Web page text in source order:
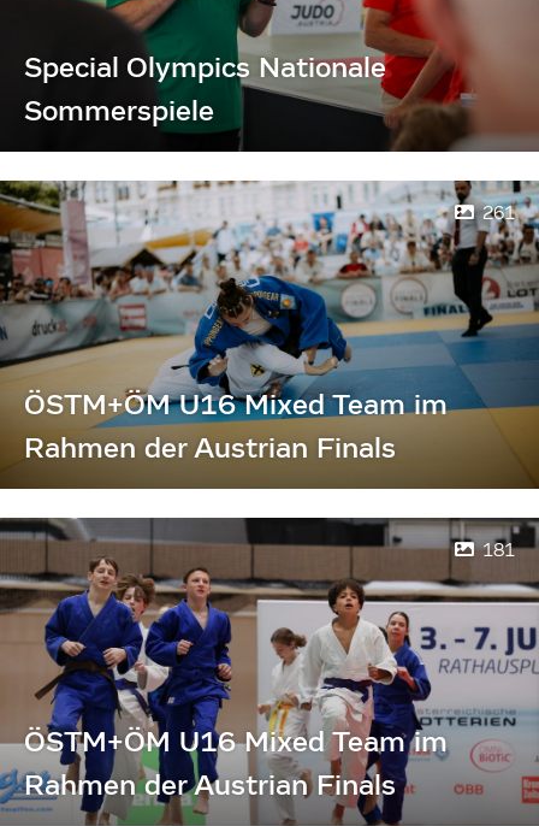
Special Olympics Nationale
Sommerspiele
261
ÖSTM+ÖM U16 Mixed Team im
Rahmen der Austrian Finals
181
ÖSTM+ÖM U16 Mixed Team im
Rahmen der Austrian Finals